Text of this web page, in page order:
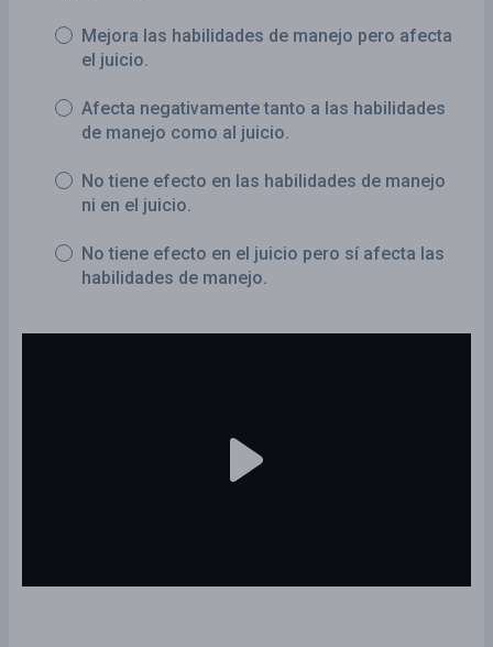
Mejora las habilidades de manejo pero afecta
el juicio.
Afecta negativamente tanto a las habilidades
de manejo como al juicio.
No tiene efecto en las habilidades de manejo
ni en el juicio.
No tiene efecto en el juicio pero sí afecta las
habilidades de manejo.